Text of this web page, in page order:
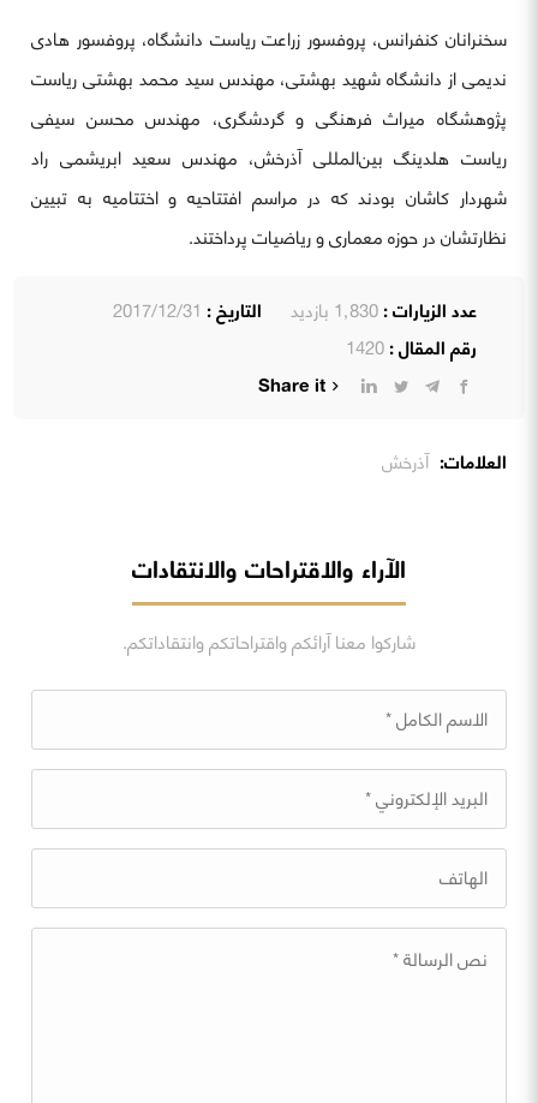
سخنرانان کنفرانس، پروفسور زراعت ریاست دانشگاه، پروفسور هادی
ندیمی از دانشگاه شهید بهشتی، مهندس سید محمد بهشتی ریاست
پژوهشگاه میراث فرهنگی و گردشگری، مهندس محسن سیفی
ریاست هلدینگ بین‌المللی آذرخش، مهندس سعید ابریشمی راد
شهردار کاشان بودند که در مراسم افتتاحیه و اختتامیه به تبیین
نظارتشان در حوزه معماری و ریاضیات پرداختند.
عدد الزيارات :1٬830 بازدید التاريخ : 2017/12/31
رقم المقال :1420
Share it
العلامات: آذرخش
الآراء والاقتراحات والانتقادات
شاركوا معنا آرائكم واقتراحاتكم وانتقاداتكم.